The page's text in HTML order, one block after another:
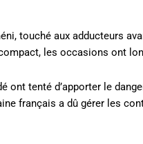
touché aux adducteurs
les occasions ont
ont tenté d’apporter le
français a dû gérer les